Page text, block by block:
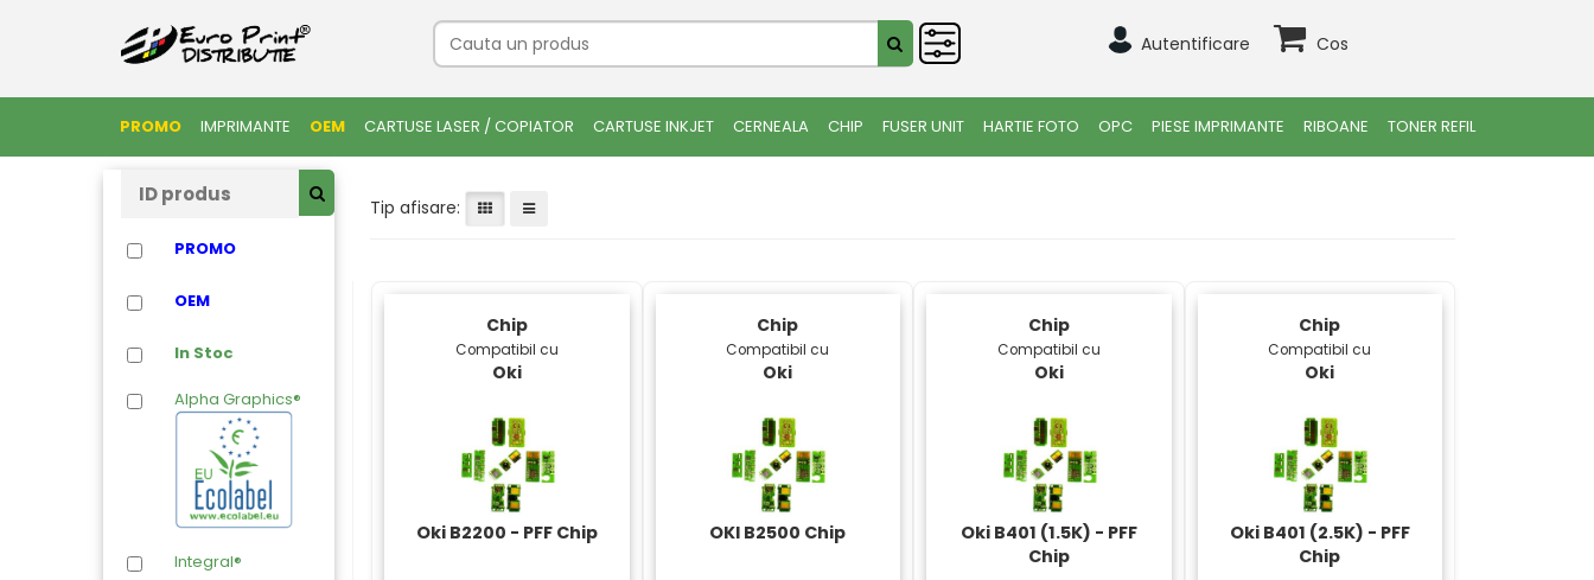
Autentificare Cos
PROMO IMPRIMANTE OEM CARTUSE LASER / COPIATOR CARTUSE INKJET CERNEALA CHIP FUSER UNIT HARTIE FOTO OPC PIESE IMPRIMANTE RIBOANE TONER REFIL
PROMO
OEM
In Stoc
Alpha Graphics®
Integral®
Tip afisare:
Chip
Compatibil cu
Oki
Oki B2200 - PFF Chip
Chip
Compatibil cu
Oki
OKI B2500 Chip
Chip
Compatibil cu
Oki
Oki B401 (1.5K) - PFF
Chip
Chip
Compatibil cu
Oki
Oki B401 (2.5K) - PFF
Chip